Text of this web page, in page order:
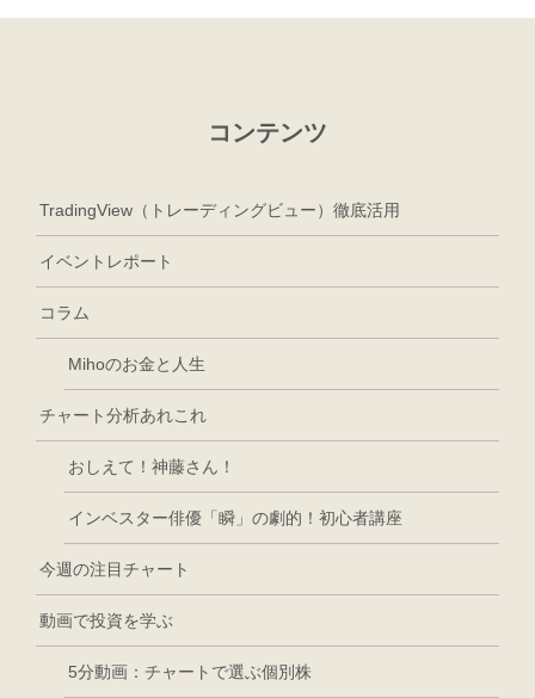
コンテンツ
TradingView（トレーディングビュー）徹底活用
イベントレポート
コラム
Mihoのお金と人生
チャート分析あれこれ
おしえて！神藤さん！
インベスター俳優「瞬」の劇的！初心者講座
今週の注目チャート
動画で投資を学ぶ
5分動画：チャートで選ぶ個別株